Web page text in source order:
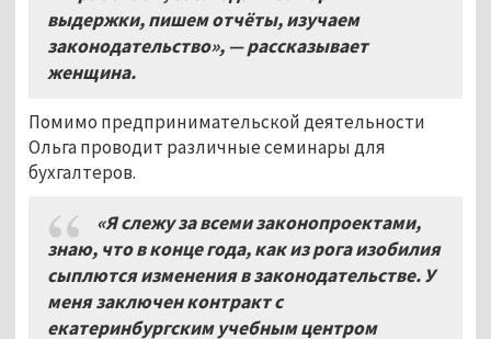
выдержки, пишем отчёты, изучаем
законодательство», — рассказывает
женщина.
Помимо предпринимательской деятельности
Ольга проводит различные семинары для
бухгалтеров.
«Я слежу за всеми законопроектами,
знаю, что в конце года, как из рога изобилия
сыплются изменения в законодательстве. У
меня заключен контракт с
екатеринбургским учебным центром